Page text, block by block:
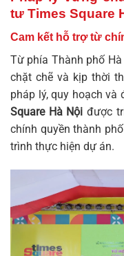
tư Times Square
Cam kết hỗ trợ từ
Từ phía Thành phố
chặt chẽ và kịp thời
pháp lý, quy hoạch
Square Hà Nội được
chính quyền thành
trình thực hiện dự án.